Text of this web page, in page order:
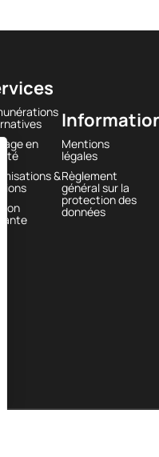
Mentions
légales
Règlement
général sur la
protection des
données
en
&